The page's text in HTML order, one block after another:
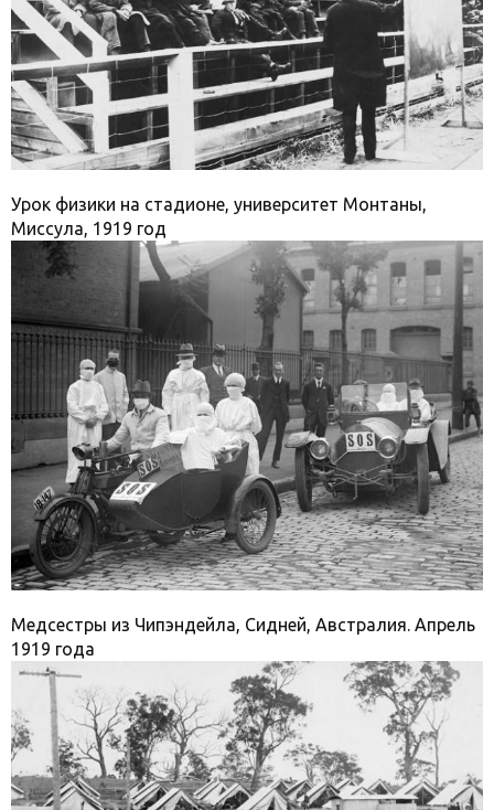
Урок физики на стадионе, университет Монтаны,
Миссула, 1919 год
Медсестры из Чипэндейла, Сидней, Австралия. Апрель
1919 года